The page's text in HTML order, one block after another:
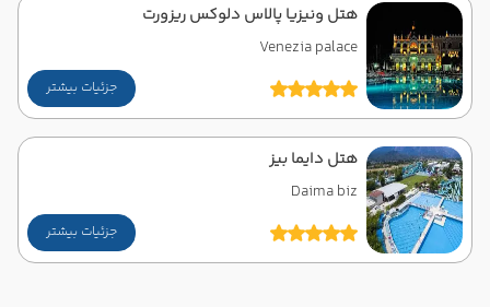
هتل ونیزیا پالاس دلوکس ریزورت
Venezia palace
جزئیات بیشتر
هتل دایما بیز
Daima biz
جزئیات بیشتر